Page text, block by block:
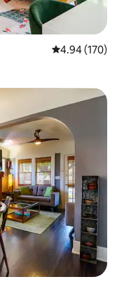
औसत रेटिंग 5 में से
4.94 (170)